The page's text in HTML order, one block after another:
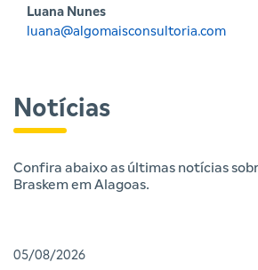
Luana Nunes
luana@algomaisconsultoria.com
Notícias
Confira abaixo as últimas notícias
Braskem em Alagoas.
05/08/2026